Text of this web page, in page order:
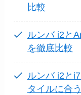
比較
ルンバ i2と
を徹底比較
ルンバ i2と
タイルに合